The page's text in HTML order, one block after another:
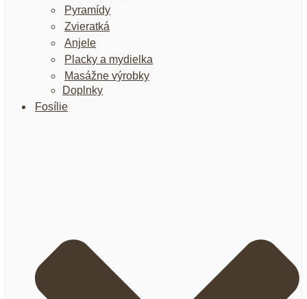
Pyramídy
Zvieratká
Anjele
Placky a mydielka
Masážne výrobky
Doplnky
Fosílie